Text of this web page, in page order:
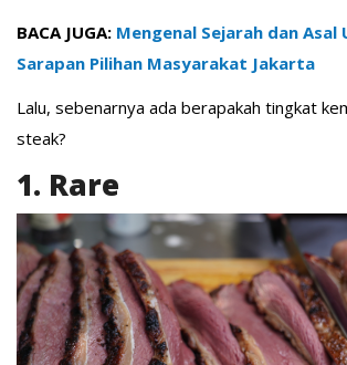
BACA JUGA: Mengenal Sejarah dan Asal
Sarapan Pilihan Masyarakat Jakarta
Lalu, sebenarnya ada berapakah tingkat
steak?
1. Rare